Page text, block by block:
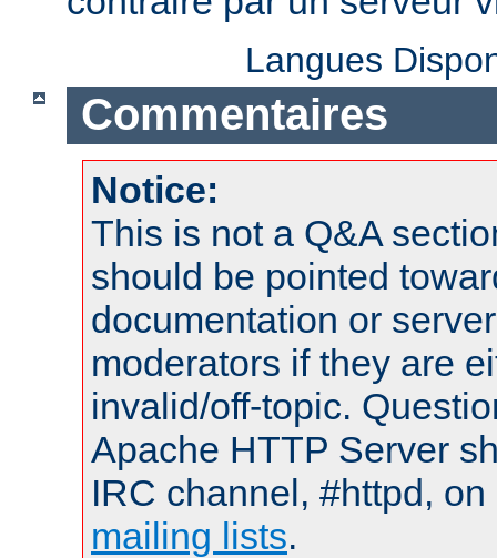
Langues
Commentaires
Notice:
This is not a Q&A
should be pointed
documentation or
moderators if they are
invalid/off-topic.
Apache HTTP Server
IRC channel, #httpd,
mailing lists.